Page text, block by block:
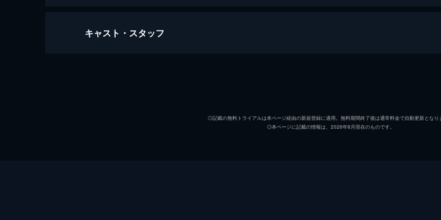
ドリームプラン
キャスト・スタッフ
ビーナス・ウィリアムズ
◎記載の無料トライアルは本ページ経由の新規登録に適用。無料期間終了後は通常料金で自動更新となり
◎本ページに記載の情報は、2026年8月現在のものです。